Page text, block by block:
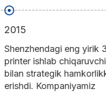
2015
Shenzhendagi eng yirik 3D
printer ishlab chiqaruvchisi
bilan strategik hamkorlikka
erishdi. Kompaniyamiz